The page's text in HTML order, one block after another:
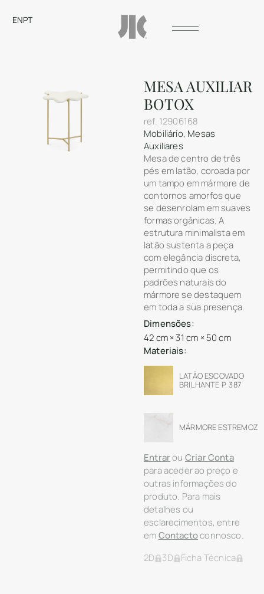
ENPT
MESA AUXILIAR
BOTOX
ref. 12906168
Mobiliário, Mesas
Auxiliares
Mesa de centro de três
pés em latão, coroada por
um tampo em mármore de
contornos amorfos que
se desenrolam em suaves
formas orgânicas. A
estrutura minimalista em
latão sustenta a peça
com elegância discreta,
permitindo que os
padrões naturais do
mármore se destaquem
em toda a sua presença.
Dimensões:
42 cm × 31 cm × 50 cm
Materiais:
LATÃO ESCOVADO
BRILHANTE P. 387
MÁRMORE ESTREMOZ
Entrarou Criar Conta
para aceder ao preço e
outras informações do
produto. Para mais
detalhes ou
esclarecimentos, entre
emContactoconnosco.
2D
3D Ficha Técnica